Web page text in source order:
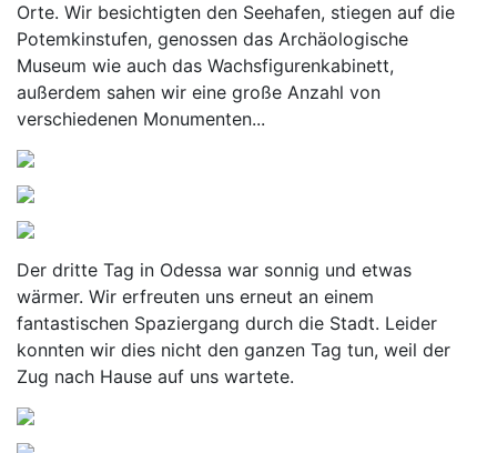
Orte. Wir besichtigten den Seehafen, stiegen auf die
Potemkinstufen, genossen das Archäologische
Museum wie auch das Wachsfigurenkabinett,
außerdem sahen wir eine große Anzahl von
verschiedenen Monumenten...
Der dritte Tag in Odessa war sonnig und etwas
wärmer. Wir erfreuten uns erneut an einem
fantastischen Spaziergang durch die Stadt. Leider
konnten wir dies nicht den ganzen Tag tun, weil der
Zug nach Hause auf uns wartete.